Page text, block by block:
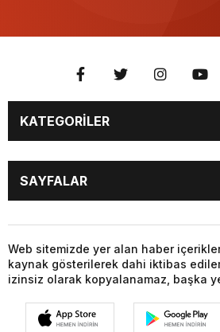
KATEGORİLER
BURÇLAR
CANLI
CANLI SONUÇLAR
COVID-19
FİRMA EKLE
FİRMA
GAZETE OKU
HABER GÖNDER
HAVA
NÖBETÇİ ECZANELER
SAYFALAR
CANLI SONUÇLAR
CANLI
COVID-19
FİRMA EKLE
FİRMA
GAZETE OKU
Web sitemizde yer alan haber
kaynak gösterilerek dahi iktibas
izinsiz olarak kopyalanamaz, başka